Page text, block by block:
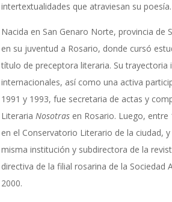
intertextualidades que atraviesan su poesía.
Nacida en San Genaro Norte, provincia de
en su juventud a Rosario, donde cursó
título de preceptora literaria. Su
internacionales, así como una activa
1991 y 1993, fue secretaria de actas y
Literaria Nosotrasen Rosario. Luego, entre
en el Conservatorio Literario de la ciudad,
misma institución y subdirectora de la
directiva de la filial rosarina de la Sociedad
2000.